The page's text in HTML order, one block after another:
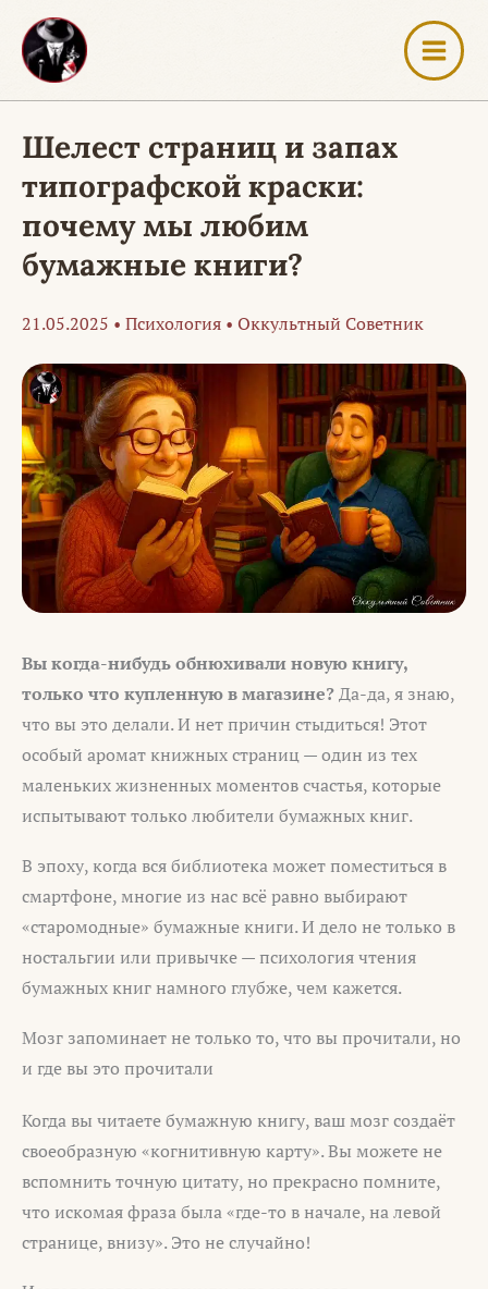
Перейти
содержимому
Шелест страниц и запах
типографской краски:
почему мы любим
бумажные книги?
21.05.2025 • Психология • Оккультный Советник
Вы когда-нибудь обнюхивали новую книгу,
только что купленную в магазине?Да-да, я знаю,
что вы это делали. И нет причин стыдиться! Этот
особый аромат книжных страниц — один из тех
маленьких жизненных моментов счастья, которые
испытывают только любители бумажных книг.
В эпоху, когда вся библиотека может поместиться в
смартфоне, многие из нас всё равно выбирают
«старомодные» бумажные книги. И дело не только в
ностальгии или привычке — психология чтения
бумажных книг намного глубже, чем кажется.
Мозг запоминает не только то, что вы прочитали, но
и где вы это прочитали
Когда вы читаете бумажную книгу, ваш мозг создаёт
своеобразную «когнитивную карту». Вы можете не
вспомнить точную цитату, но прекрасно помните,
что искомая фраза была «где-то в начале, на левой
странице, внизу». Это не случайно!